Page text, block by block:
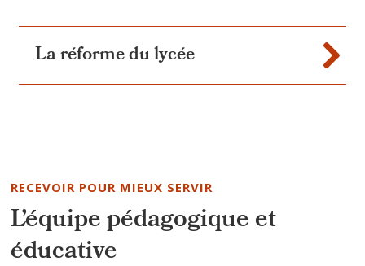
La réforme du lycée
RECEVOIR POUR MIEUX SERVIR
L’équipe pédagogique et
éducative